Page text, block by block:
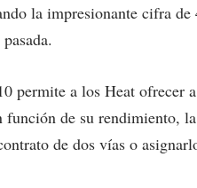
la impresionante cifra
permite a los Heat ofrecer
función de su rendimiento,
de dos vías o